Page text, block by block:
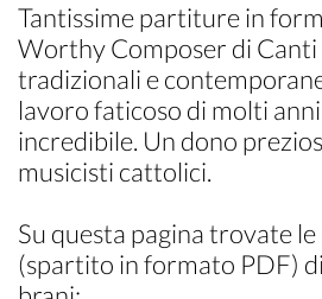
Tantissime partiture in
Worthy Composer di Canti
tradizionali e
lavoro faticoso di molti
incredibile. Un dono
musicisti cattolici.
Su questa pagina trovate
(spartito in formato PDF)